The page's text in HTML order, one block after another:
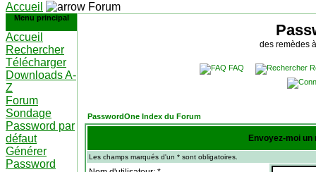
Accueil Forum
Menu principal
Accueil
Rechercher
Télécharger
Downloads A-
Z
Forum
Sondage
Password par
défaut
Générer
Password
des remèdes
FAQ
PasswordOne Index du Forum
Envoyez-moi
Les champs marqués d'un * sont obligatoires.